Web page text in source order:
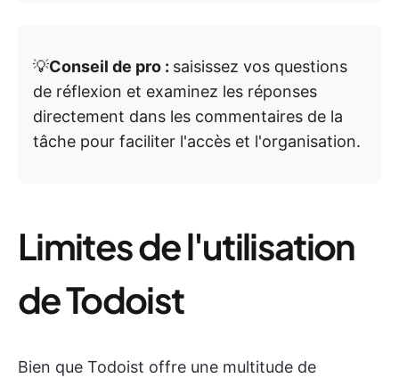
💡Conseil de pro : saisissez vos questions
de réflexion et examinez les réponses
directement dans les commentaires de la
tâche pour faciliter l'accès et l'organisation.
Limites de l'utilisation
de Todoist
Bien que Todoist offre une multitude de